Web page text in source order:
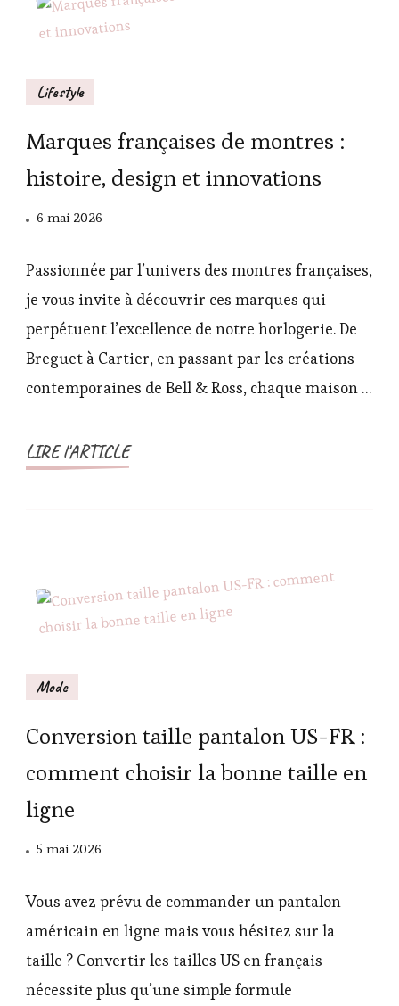
Lifestyle
Marques françaises de montres :
histoire, design et innovations
6 mai 2026
Passionnée par l’univers des montres françaises,
je vous invite à découvrir ces marques qui
perpétuent l’excellence de notre horlogerie. De
Breguet à Cartier, en passant par les créations
contemporaines de Bell & Ross, chaque maison …
LIRE l'ARTICLE
Mode
Conversion taille pantalon US-FR :
comment choisir la bonne taille en
ligne
5 mai 2026
Vous avez prévu de commander un pantalon
américain en ligne mais vous hésitez sur la
taille ? Convertir les tailles US en français
nécessite plus qu’une simple formule